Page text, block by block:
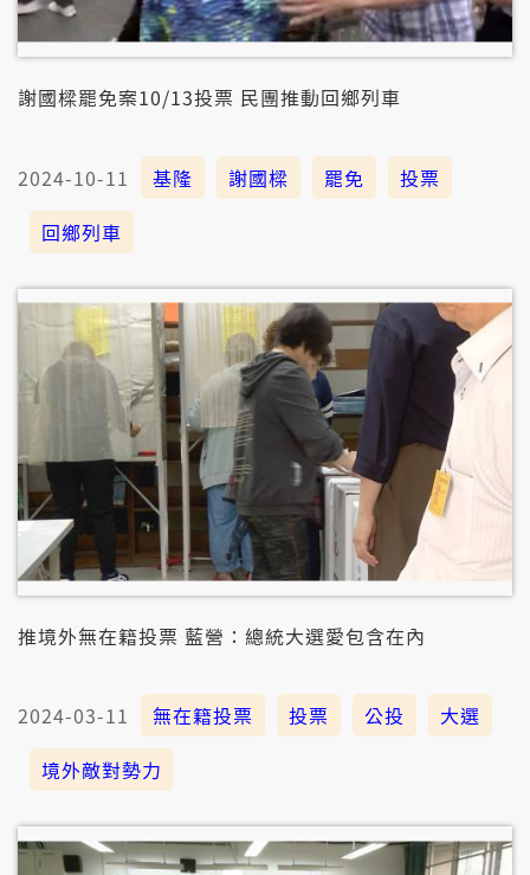
謝國樑罷免案10/13投票 民團推動回鄉列車
2024-10-11 基隆 謝國樑 罷免
投票
回鄉列車
推境外無在籍投票 藍營：總統大選愛包含在內
2024-03-11 無在籍投票 投票 公投
大選
境外敵對勢力